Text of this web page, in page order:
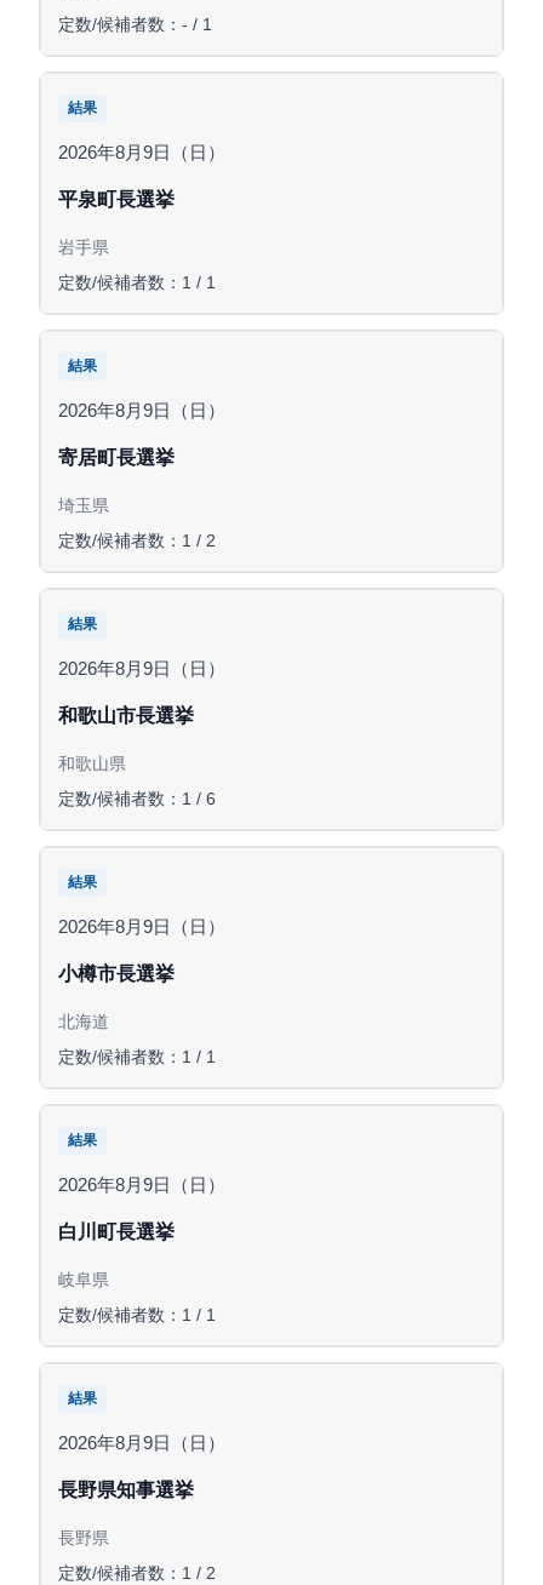
定数/候補者数：- / 1
結果
2026年8月9日（日）
平泉町長選挙
岩手県
定数/候補者数：1 / 1
結果
2026年8月9日（日）
寄居町長選挙
埼玉県
定数/候補者数：1 / 2
結果
2026年8月9日（日）
和歌山市長選挙
和歌山県
定数/候補者数：1 / 6
結果
2026年8月9日（日）
小樽市長選挙
北海道
定数/候補者数：1 / 1
結果
2026年8月9日（日）
白川町長選挙
岐阜県
定数/候補者数：1 / 1
結果
2026年8月9日（日）
長野県知事選挙
長野県
定数/候補者数：1 / 2